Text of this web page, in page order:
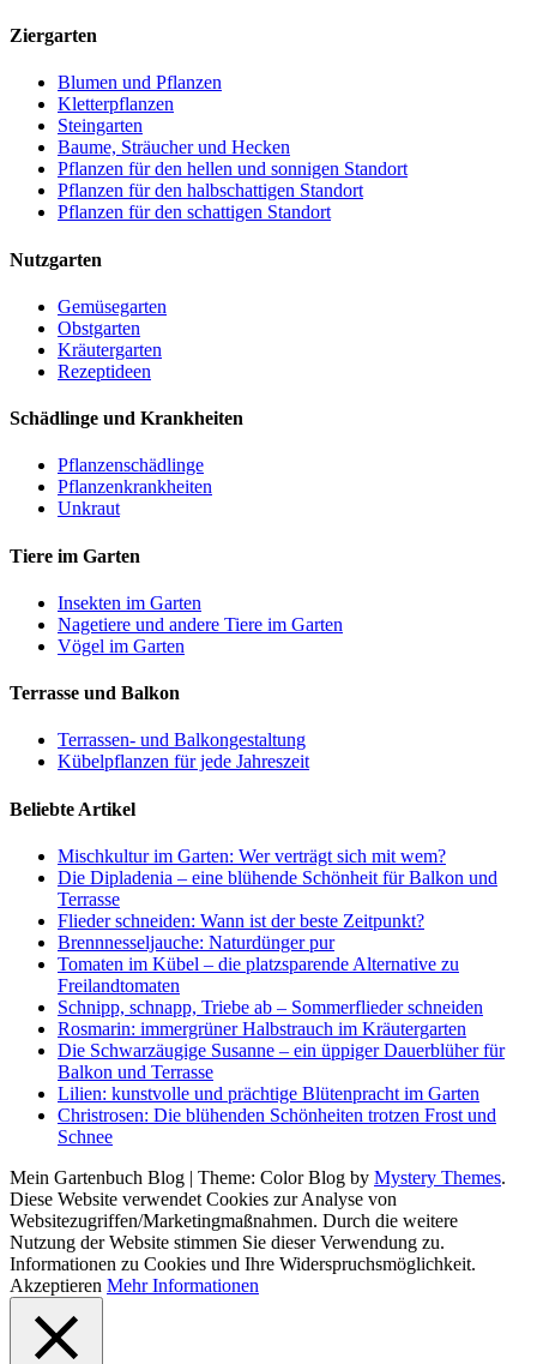
Ziergarten
Blumen und Pflanzen
Kletterpflanzen
Steingarten
Baume, Sträucher und Hecken
Pflanzen für den hellen und sonnigen Standort
Pflanzen für den halbschattigen Standort
Pflanzen für den schattigen Standort
Nutzgarten
Gemüsegarten
Obstgarten
Kräutergarten
Rezeptideen
Schädlinge und Krankheiten
Pflanzenschädlinge
Pflanzenkrankheiten
Unkraut
Tiere im Garten
Insekten im Garten
Nagetiere und andere Tiere im Garten
Vögel im Garten
Terrasse und Balkon
Terrassen- und Balkongestaltung
Kübelpflanzen für jede Jahreszeit
Beliebte Artikel
Mischkultur im Garten: Wer verträgt sich mit wem?
Die Dipladenia – eine blühende Schönheit für Balkon und
Terrasse
Flieder schneiden: Wann ist der beste Zeitpunkt?
Brennnesseljauche: Naturdünger pur
Tomaten im Kübel – die platzsparende Alternative zu
Freilandtomaten
Schnipp, schnapp, Triebe ab – Sommerflieder schneiden
Rosmarin: immergrüner Halbstrauch im Kräutergarten
Die Schwarzäugige Susanne – ein üppiger Dauerblüher für
Balkon und Terrasse
Lilien: kunstvolle und prächtige Blütenpracht im Garten
Christrosen: Die blühenden Schönheiten trotzen Frost und
Schnee
Mein Gartenbuch Blog | Theme: Color Blog by Mystery Themes.
Diese Website verwendet Cookies zur Analyse von
Websitezugriffen/Marketingmaßnahmen. Durch die weitere
Nutzung der Website stimmen Sie dieser Verwendung zu.
Informationen zu Cookies und Ihre Widerspruchsmöglichkeit.
Akzeptieren Mehr Informationen